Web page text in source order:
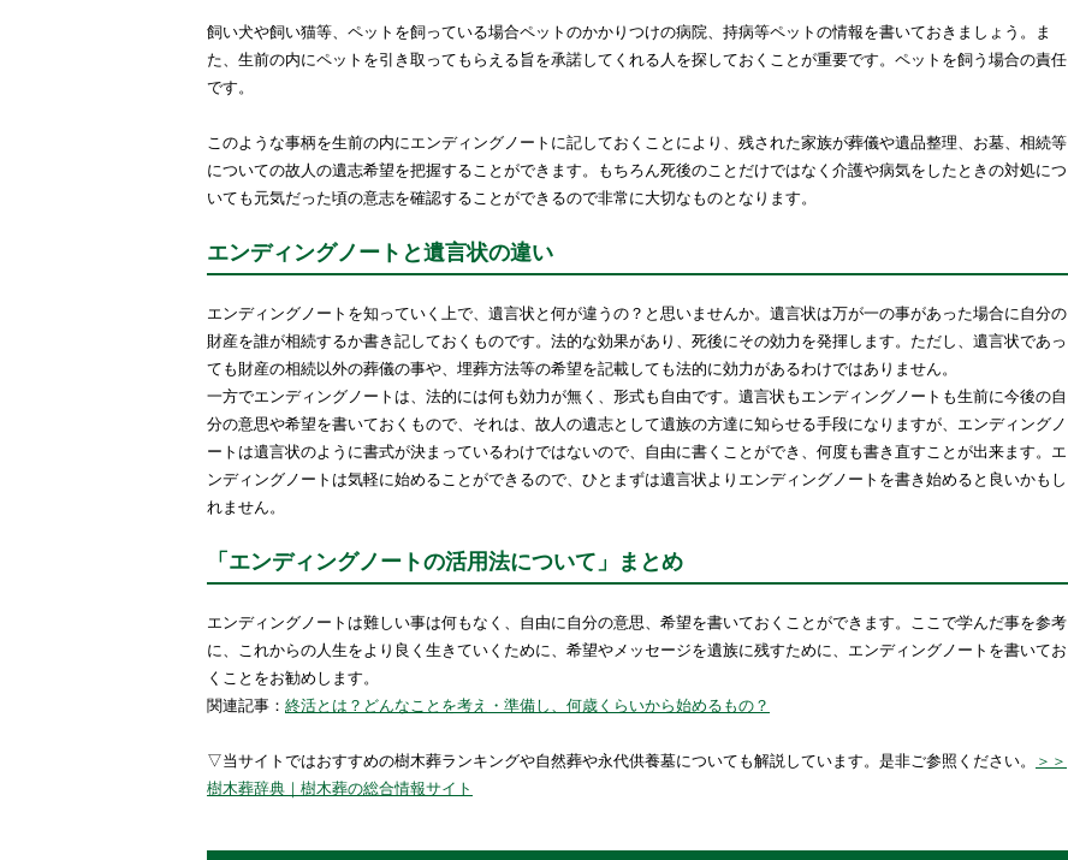
飼い犬や飼い猫等、ペットを飼っている場合ペットのかかりつけの病院、持病等ペットの情報を書いておきましょう。ま
た、生前の内にペットを引き取ってもらえる旨を承諾してくれる人を探しておくことが重要です。ペットを飼う場合の責任
です。
このような事柄を生前の内にエンディングノートに記しておくことにより、残された家族が葬儀や遺品整理、お墓、相続等
についての故人の遺志希望を把握することができます。もちろん死後のことだけではなく介護や病気をしたときの対処につ
いても元気だった頃の意志を確認することができるので非常に大切なものとなります。
エンディングノートと遺言状の違い
エンディングノートを知っていく上で、遺言状と何が違うの？と思いませんか。遺言状は万が一の事があった場合に自分の
財産を誰が相続するか書き記しておくものです。法的な効果があり、死後にその効力を発揮します。ただし、遺言状であっ
ても財産の相続以外の葬儀の事や、埋葬方法等の希望を記載しても法的に効力があるわけではありません。
一方でエンディングノートは、法的には何も効力が無く、形式も自由です。遺言状もエンディングノートも生前に今後の自
分の意思や希望を書いておくもので、それは、故人の遺志として遺族の方達に知らせる手段になりますが、エンディングノ
ートは遺言状のように書式が決まっているわけではないので、自由に書くことができ、何度も書き直すことが出来ます。エ
ンディングノートは気軽に始めることができるので、ひとまずは遺言状よりエンディングノートを書き始めると良いかもし
れません。
「エンディングノートの活用法について」まとめ
エンディングノートは難しい事は何もなく、自由に自分の意思、希望を書いておくことができます。ここで学んだ事を参考
に、これからの人生をより良く生きていくために、希望やメッセージを遺族に残すために、エンディングノートを書いてお
くことをお勧めします。
関連記事： 終活とは？どんなことを考え・準備し、何歳くらいから始めるもの？
▽当サイトではおすすめの樹木葬ランキングや自然葬や永代供養墓についても解説しています。是非ご参照ください。
＞＞
樹木葬辞典｜樹木葬の総合情報サイト